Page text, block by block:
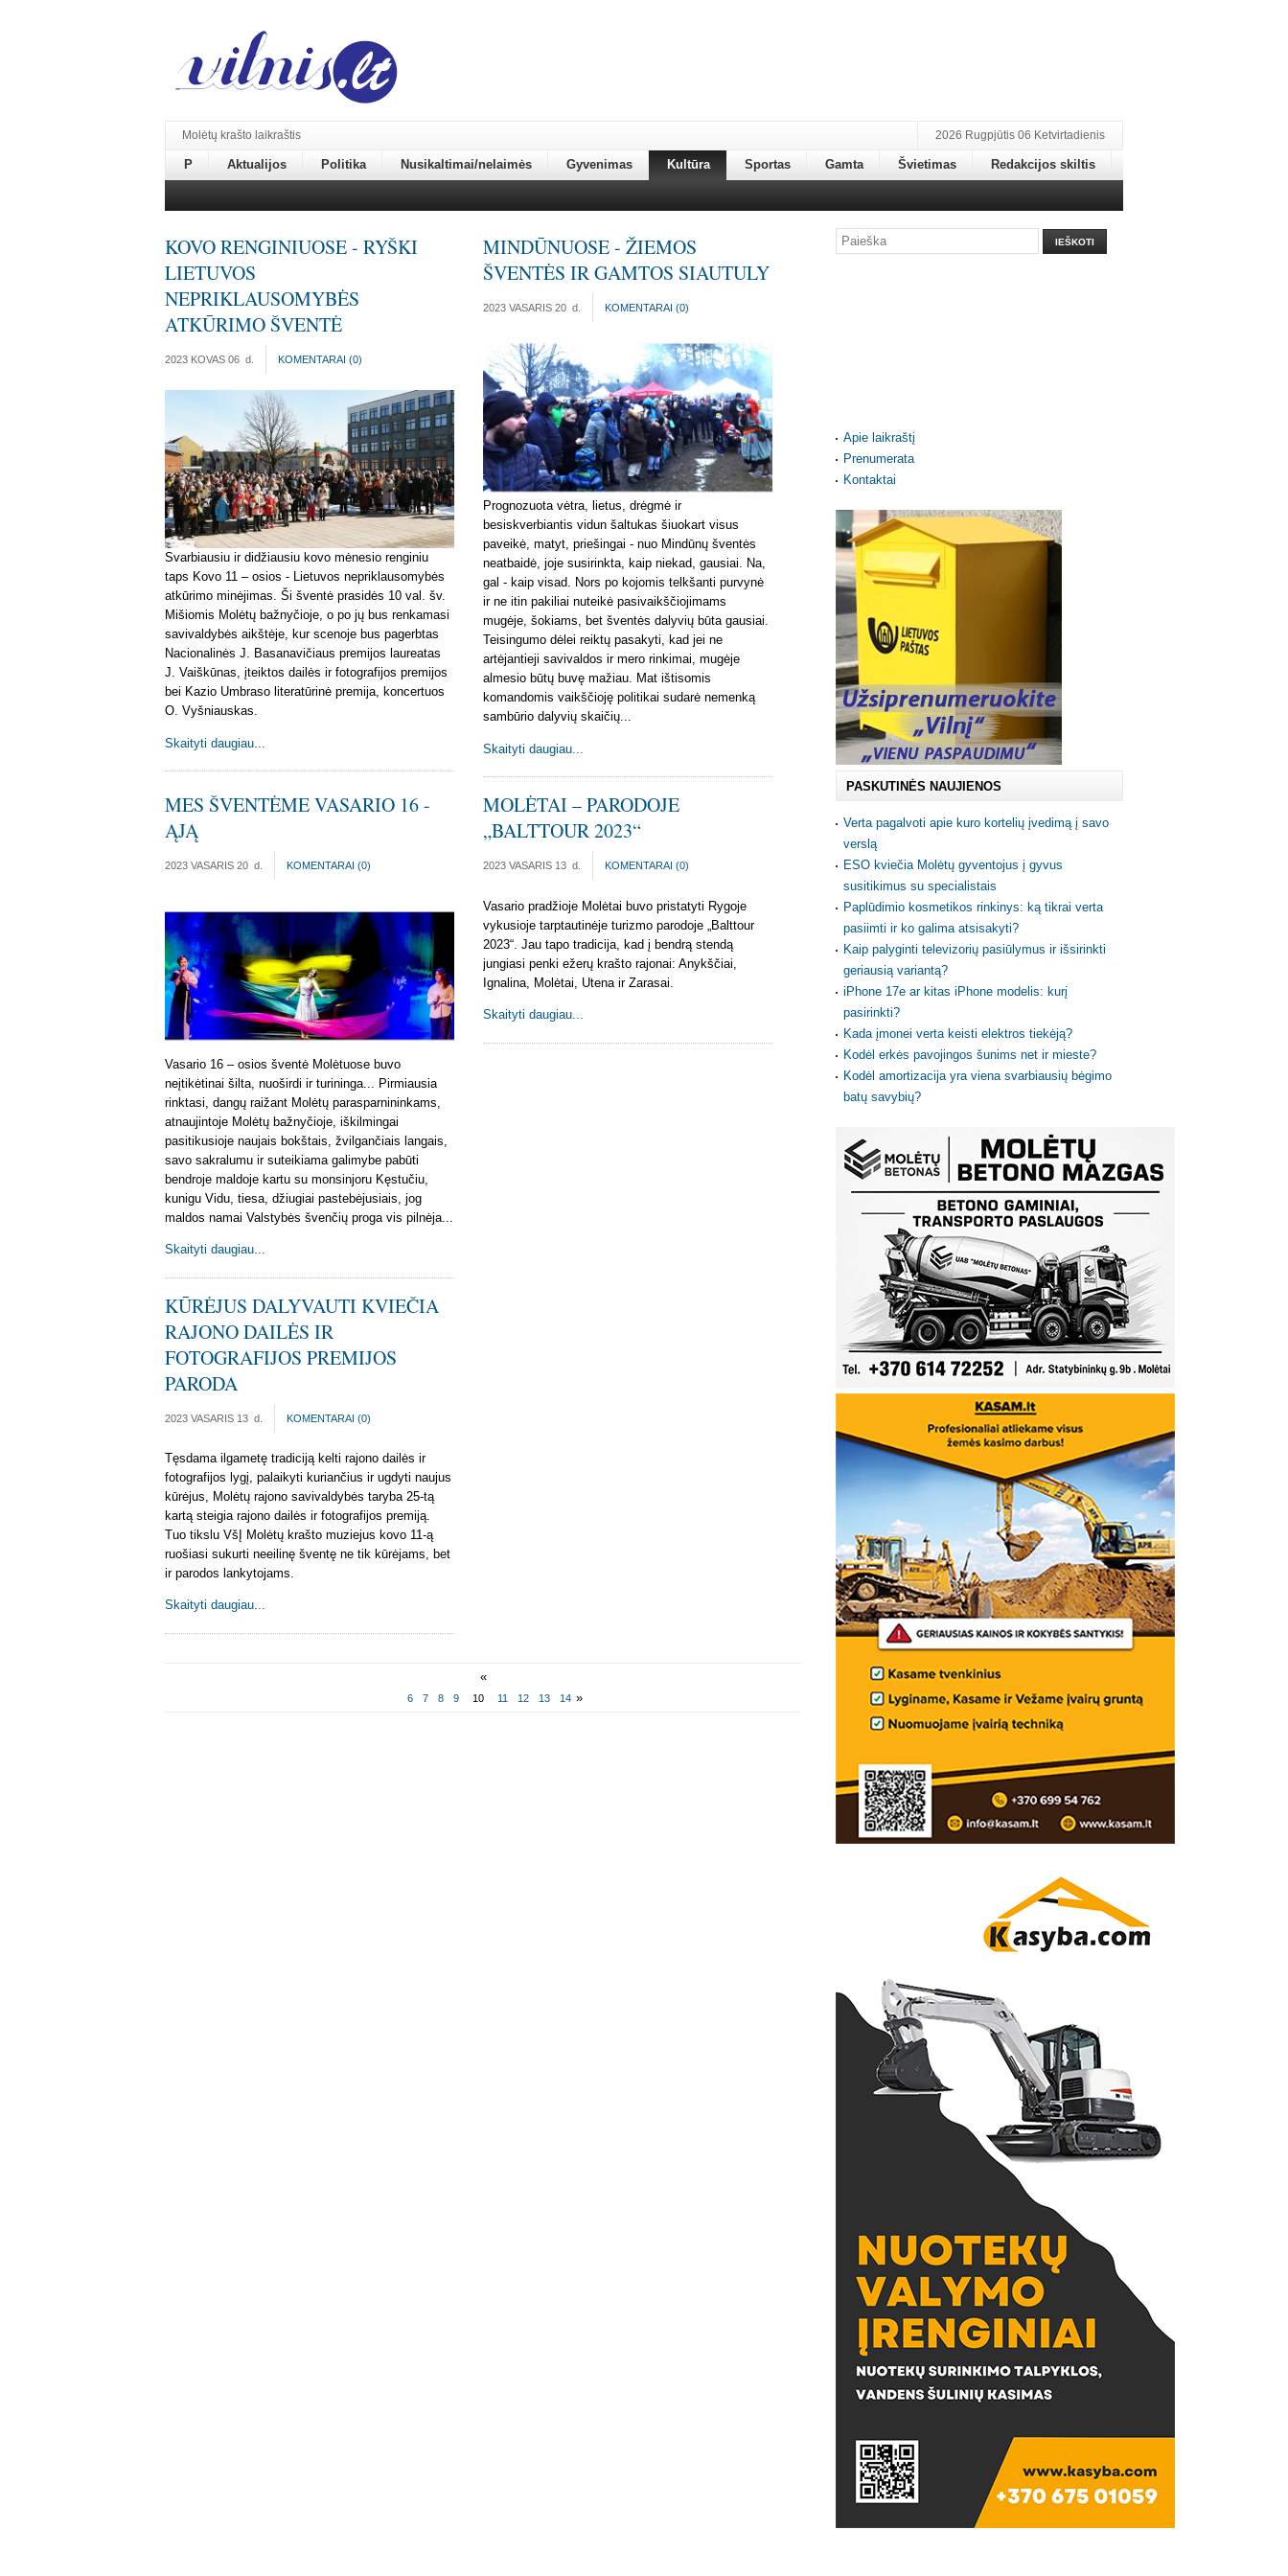
Molėtų krašto laikraštis 2026 Rugpjūtis 06 Ketvirtadienis
P Aktualijos Politika Nusikaltimai/nelaimės Gyvenimas Kultūra Sportas Gamta Švietimas Redakcijos skiltis
KOVO RENGINIUOSE - RYŠKI
LIETUVOS
NEPRIKLAUSOMYBĖS
ATKŪRIMO ŠVENTĖ
2023 KOVAS 06 d. KOMENTARAI (0)
Svarbiausiu ir didžiausiu kovo mėnesio renginiu
taps Kovo 11 – osios - Lietuvos nepriklausomybės
atkūrimo minėjimas. Ši šventė prasidės 10 val. šv.
Mišiomis Molėtų bažnyčioje, o po jų bus renkamasi
savivaldybės aikštėje, kur scenoje bus pagerbtas
Nacionalinės J. Basanavičiaus premijos laureatas
J. Vaiškūnas, įteiktos dailės ir fotografijos premijos
bei Kazio Umbraso literatūrinė premija, koncertuos
O. Vyšniauskas.
Skaityti daugiau...
MINDŪNUOSE - ŽIEMOS
ŠVENTĖS IR GAMTOS SIAUTULY
2023 VASARIS 20 d. KOMENTARAI (0)
Prognozuota vėtra, lietus, drėgmė ir
besiskverbiantis vidun šaltukas šiuokart visus
paveikė, matyt, priešingai - nuo Mindūnų šventės
neatbaidė, joje susirinkta, kaip niekad, gausiai. Na,
gal - kaip visad. Nors po kojomis telkšanti purvynė
ir ne itin pakiliai nuteikė pasivaikščiojimams
mugėje, šokiams, bet šventės dalyvių būta gausiai.
Teisingumo dėlei reiktų pasakyti, kad jei ne
artėjantieji savivaldos ir mero rinkimai, mugėje
almesio būtų buvę mažiau. Mat ištisomis
komandomis vaikščioję politikai sudarė nemenką
sambūrio dalyvių skaičių...
Skaityti daugiau...
MES ŠVENTĖME VASARIO 16 -
ĄJĄ
2023 VASARIS 20 d. KOMENTARAI (0)
Vasario 16 – osios šventė Molėtuose buvo
neįtikėtinai šilta, nuoširdi ir turininga... Pirmiausia
rinktasi, dangų raižant Molėtų parasparnininkams,
atnaujintoje Molėtų bažnyčioje, iškilmingai
pasitikusioje naujais bokštais, žvilgančiais langais,
savo sakralumu ir suteikiama galimybe pabūti
bendroje maldoje kartu su monsinjoru Kęstučiu,
kunigu Vidu, tiesa, džiugiai pastebėjusiais, jog
maldos namai Valstybės švenčių proga vis pilnėja...
Skaityti daugiau...
MOLĖTAI – PARODOJE
„BALTTOUR 2023“
2023 VASARIS 13 d. KOMENTARAI (0)
Vasario pradžioje Molėtai buvo pristatyti Rygoje
vykusioje tarptautinėje turizmo parodoje „Balttour
2023“. Jau tapo tradicija, kad į bendrą stendą
jungiasi penki ežerų krašto rajonai: Anykščiai,
Ignalina, Molėtai, Utena ir Zarasai.
Skaityti daugiau...
KŪRĖJUS DALYVAUTI KVIEČIA
RAJONO DAILĖS IR
FOTOGRAFIJOS PREMIJOS
PARODA
2023 VASARIS 13 d. KOMENTARAI (0)
Tęsdama ilgametę tradiciją kelti rajono dailės ir
fotografijos lygį, palaikyti kuriančius ir ugdyti naujus
kūrėjus, Molėtų rajono savivaldybės taryba 25-tą
kartą steigia rajono dailės ir fotografijos premiją.
Tuo tikslu VšĮ Molėtų krašto muziejus kovo 11-ą
ruošiasi sukurti neeilinę šventę ne tik kūrėjams, bet
ir parodos lankytojams.
Skaityti daugiau...
«
6 7 8 9 10 11 12 13 14 »
Apie laikraštį
Prenumerata
Kontaktai
PASKUTINĖS NAUJIENOS
Verta pagalvoti apie kuro kortelių įvedimą į savo
verslą
ESO kviečia Molėtų gyventojus į gyvus
susitikimus su specialistais
Paplūdimio kosmetikos rinkinys: ką tikrai verta
pasiimti ir ko galima atsisakyti?
Kaip palyginti televizorių pasiūlymus ir išsirinkti
geriausią variantą?
iPhone 17e ar kitas iPhone modelis: kurį
pasirinkti?
Kada įmonei verta keisti elektros tiekėją?
Kodėl erkės pavojingos šunims net ir mieste?
Kodėl amortizacija yra viena svarbiausių bėgimo
batų savybių?